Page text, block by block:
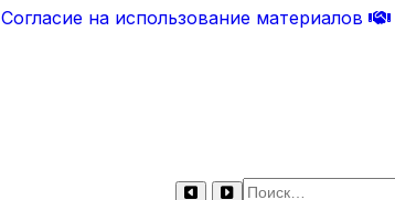
Согласие на использование материалов
Поиск по сайту